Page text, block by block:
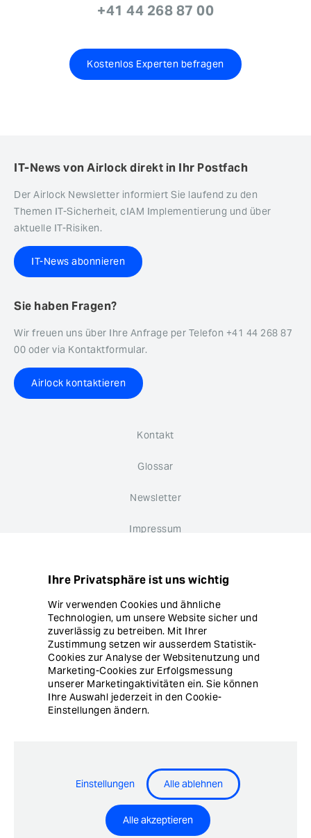
+41 44 268 87 00
Kostenlos Experten befragen
IT-News von Airlock direkt in Ihr Postfach
Der Airlock Newsletter informiert Sie laufend zu den
Themen IT-Sicherheit, cIAM Implementierung und über
aktuelle IT-Risiken.
IT-News abonnieren
Sie haben Fragen?
Wir freuen uns über Ihre Anfrage per Telefon +41 44 268 87
00 oder via Kontaktformular.
Airlock kontaktieren
Kontakt
Glossar
Newsletter
Impressum
Cookie Einstellungen
© Copyright Ergon Informatik AG
Airlock® - Security Innovation by Ergon Informatik AG
Ihre Privatsphäre ist uns wichtig
Wir verwenden Cookies und ähnliche
Technologien, um unsere Website sicher und
zuverlässig zu betreiben. Mit Ihrer
Zustimmung setzen wir ausserdem Statistik-
Cookies zur Analyse der Websitenutzung und
Marketing-Cookies zur Erfolgsmessung
unserer Marketingaktivitäten ein. Sie können
Ihre Auswahl jederzeit in den Cookie-
Einstellungen ändern.
Einstellungen Alle ablehnen
Alle akzeptieren